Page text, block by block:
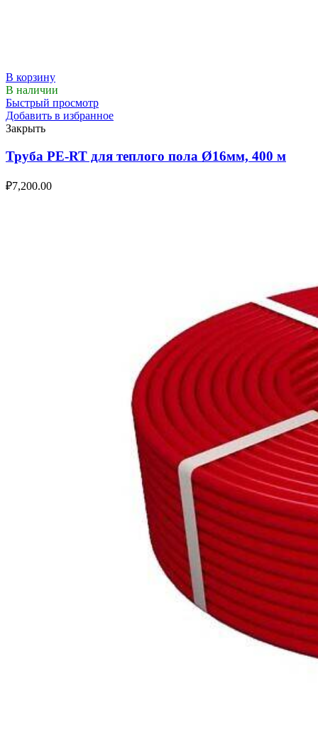
В корзину
В наличии
Быстрый просмотр
Добавить в избранное
Закрыть
Труба PE-RT для теплого пола Ø16мм, 400 м
₽7,200.00